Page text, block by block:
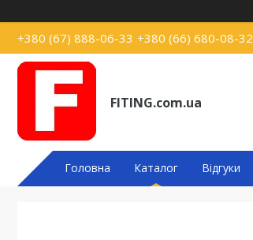
+380 (67) 888-06-33 +380 (66) 680-08-32
FITING.com.ua
Головна Каталог Відгуки